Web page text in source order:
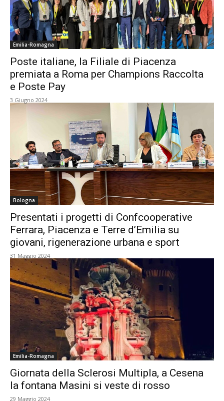
Emilia-Romagna
Poste italiane, la Filiale di Piacenza
premiata a Roma per Champions Raccolta
e Poste Pay
3 Giugno 2024
Bologna
Presentati i progetti di Confcooperative
Ferrara, Piacenza e Terre d’Emilia su
giovani, rigenerazione urbana e sport
31 Maggio 2024
Emilia-Romagna
Giornata della Sclerosi Multipla, a Cesena
la fontana Masini si veste di rosso
29 Maggio 2024